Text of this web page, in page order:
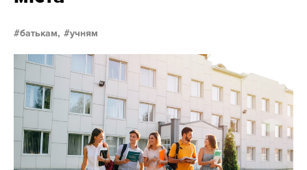
батькам, учням